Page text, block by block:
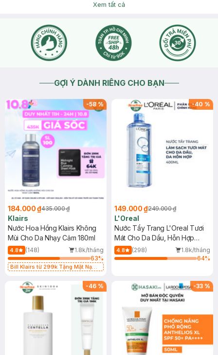
Xem tất cả
GỢI Ý DÀNH RIÊNG CHO BẠN
-58%
184.000 ₫435.000 ₫
Klairs
Nước Hoa Hồng Klairs Không
Mùi Cho Da Nhạy Cảm 180ml
4.8 (148)
1.8k/tháng
63%
Bill Klairs từ 299k Tặng Mặt Nạ
25ml (SL Có Hạn)
-40 %
149.000 ₫249.000 ₫
L'Oreal
Nước Tẩy Trang L'Oreal Tươi
Mát Cho Da Dầu, Hỗn Hợp
400ml
4.8 (298)
1.8k/tháng
64%
-46 % -33 %